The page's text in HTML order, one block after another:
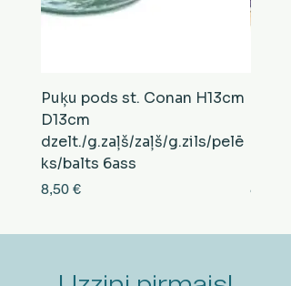
Puķu pods st. Conan H13cm
D13cm
dzelt./g.zaļš/zaļš/g.zils/pelē
ks/balts 6ass
Cena
8,50 € Cena
8,50 €